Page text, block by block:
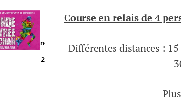
Rédigé par
leclere
14 novembre, 2016
2 commentaires
Course enrelais de 4
Différentes distances :